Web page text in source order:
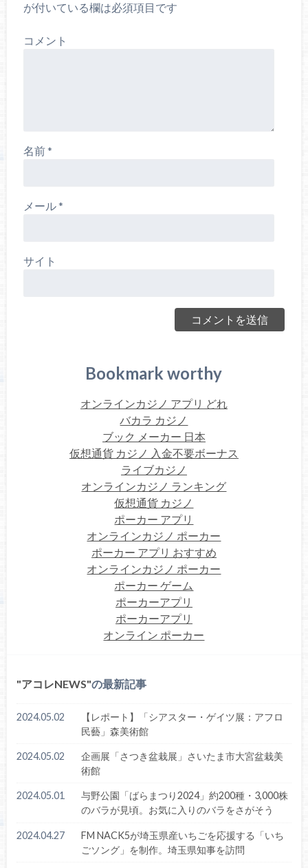
が付いている欄は必須項目です
コメント
名前*
メール*
サイト
Bookmark worthy
オンラインカジノ アプリ どれ
バカラ カジノ
ブック メーカー 日本
仮想通貨 カジノ 入金不要ボーナス
ライブカジノ
オンラインカジノ ランキング
仮想通貨 カジノ
ポーカー アプリ
オンラインカジノ ポーカー
ポーカー アプリ おすすめ
オンラインカジノ ポーカー
ポーカー ゲーム
ポーカーアプリ
ポーカーアプリ
オンライン ポーカー
アコレNEWS の最新記事
2024.05.02
【レポート】「シアスター・ゲイツ展：アフロ
民藝」森美術館
2024.05.02
企画展「さつき盆栽展」さいたま市大宮盆栽美
術館
2024.05.01
与野公園「ばらまつり2024」約200種・3,000株
のバラが見頃。お気に入りのバラをさがそう
2024.04.27
FM NACK5が埼玉県産いちごを応援する「いち
ごソング」を制作。埼玉県知事を訪問